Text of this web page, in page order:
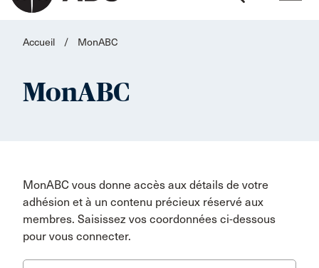
Accueil / MonABC
MonABC
MonABC vous donne accès aux détails de votre
adhésion et à un contenu précieux réservé aux
membres. Saisissez vos coordonnées ci-dessous
pour vous connecter.